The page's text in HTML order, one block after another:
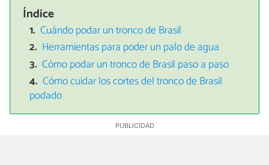
Índice
Cuándo podar un tronco de Brasil
Herramientas para poder un palo de agua
Cómo podar un tronco de Brasil paso a paso
Cómo cuidar los cortes del tronco de Brasil
podado